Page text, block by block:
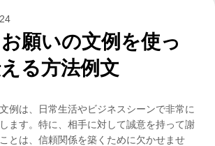
願いの文例を使っ
る方法例文
例は、日常生活やビジネスシーンで非常に
ます。特に、相手に対して誠意を持って謝
とは、信頼関係を築くために欠かせませ